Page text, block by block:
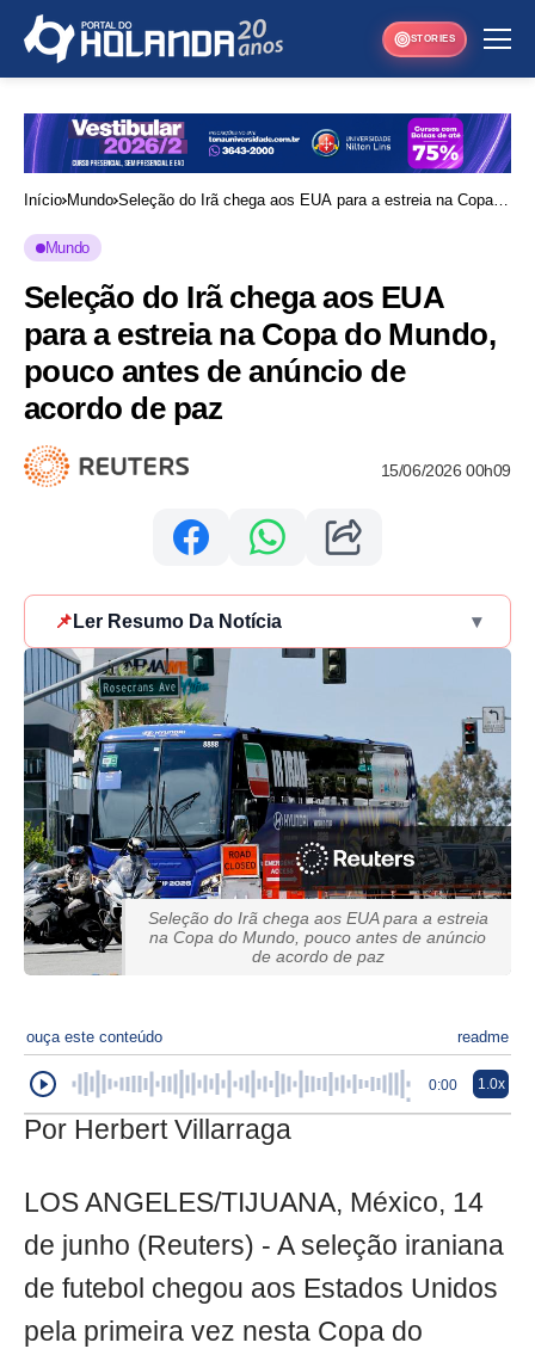
STORIES
Início Mundo Seleção do Irã chega aos EUA para a estreia na Copa
Mundo
Seleção do Irã chega aos EUA
para a estreia na Copa do Mundo,
pouco antes de anúncio de
acordo de paz
15/06/2026 00h09
📌 Ler Resumo Da Notícia ▾
Seleção do Irã chega aos EUA para a estreia
na Copa do Mundo, pouco antes de anúncio
de acordo de paz
ouça este conteúdo readme
0:00 1.0x
Por Herbert Villarraga
LOS ANGELES/TIJUANA, México, 14
de junho (Reuters) - A seleção iraniana
de futebol chegou aos Estados Unidos
pela primeira vez nesta Copa do